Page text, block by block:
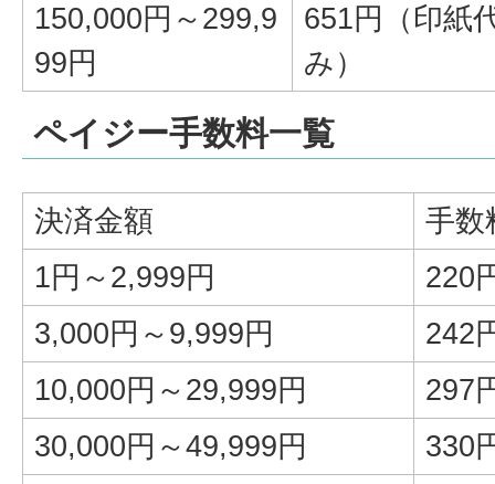
150,000円～299,9
99円
651円（印紙
み）
ペイジー手数料一覧
決済金額
手数
1円～2,999円
220
3,000円～9,999円
242
10,000円～29,999円
297
30,000円～49,999円
330